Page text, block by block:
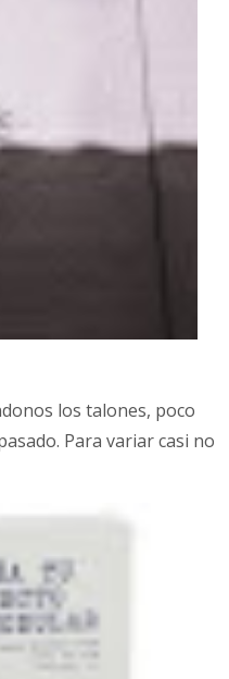
los talones, poco
Para variar casi no